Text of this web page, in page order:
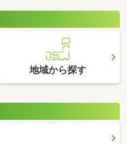
地域から探す